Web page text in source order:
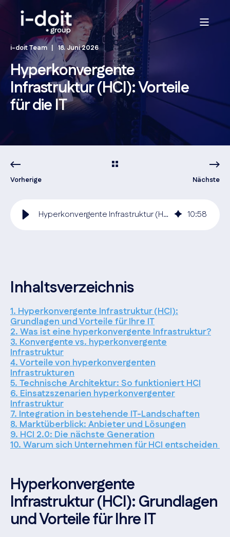
i-doit Team 18. Juni 2026
Hyperkonvergente
Infrastruktur (HCI): Vorteile
für die IT
Vorherige Nächste
Hyperkonvergente Infrastruktur (HCI): Vorteile für die IT 10:58
Inhaltsverzeichnis
1. Hyperkonvergente Infrastruktur (HCI):
Grundlagen und Vorteile für Ihre IT
2. Was ist eine hyperkonvergente Infrastruktur?
3. Konvergente vs. hyperkonvergente
Infrastruktur
4. Vorteile von hyperkonvergenten
Infrastrukturen
5. Technische Architektur: So funktioniert HCI
6. Einsatzszenarien hyperkonvergenter
Infrastruktur
7. Integration in bestehende IT-Landschaften
8. Marktüberblick: Anbieter und Lösungen
9. HCI 2.0: Die nächste Generation
10. Warum sich Unternehmen für HCI entscheiden
Hyperkonvergente
Infrastruktur (HCI): Grundlagen
und Vorteile für Ihre IT